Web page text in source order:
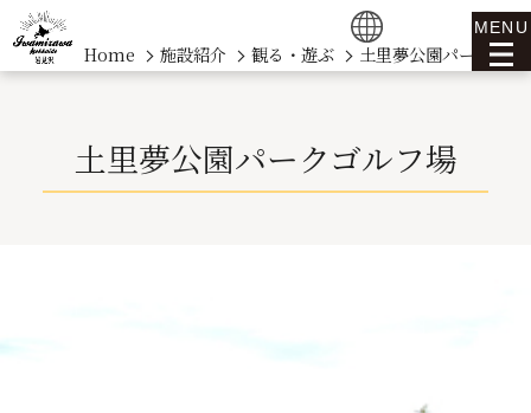
MENU
Home 施設紹介 観る・遊ぶ 土里夢公園パークゴル
土里夢公園パークゴルフ場